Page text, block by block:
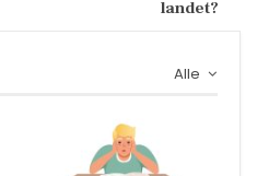
landet?
Alle